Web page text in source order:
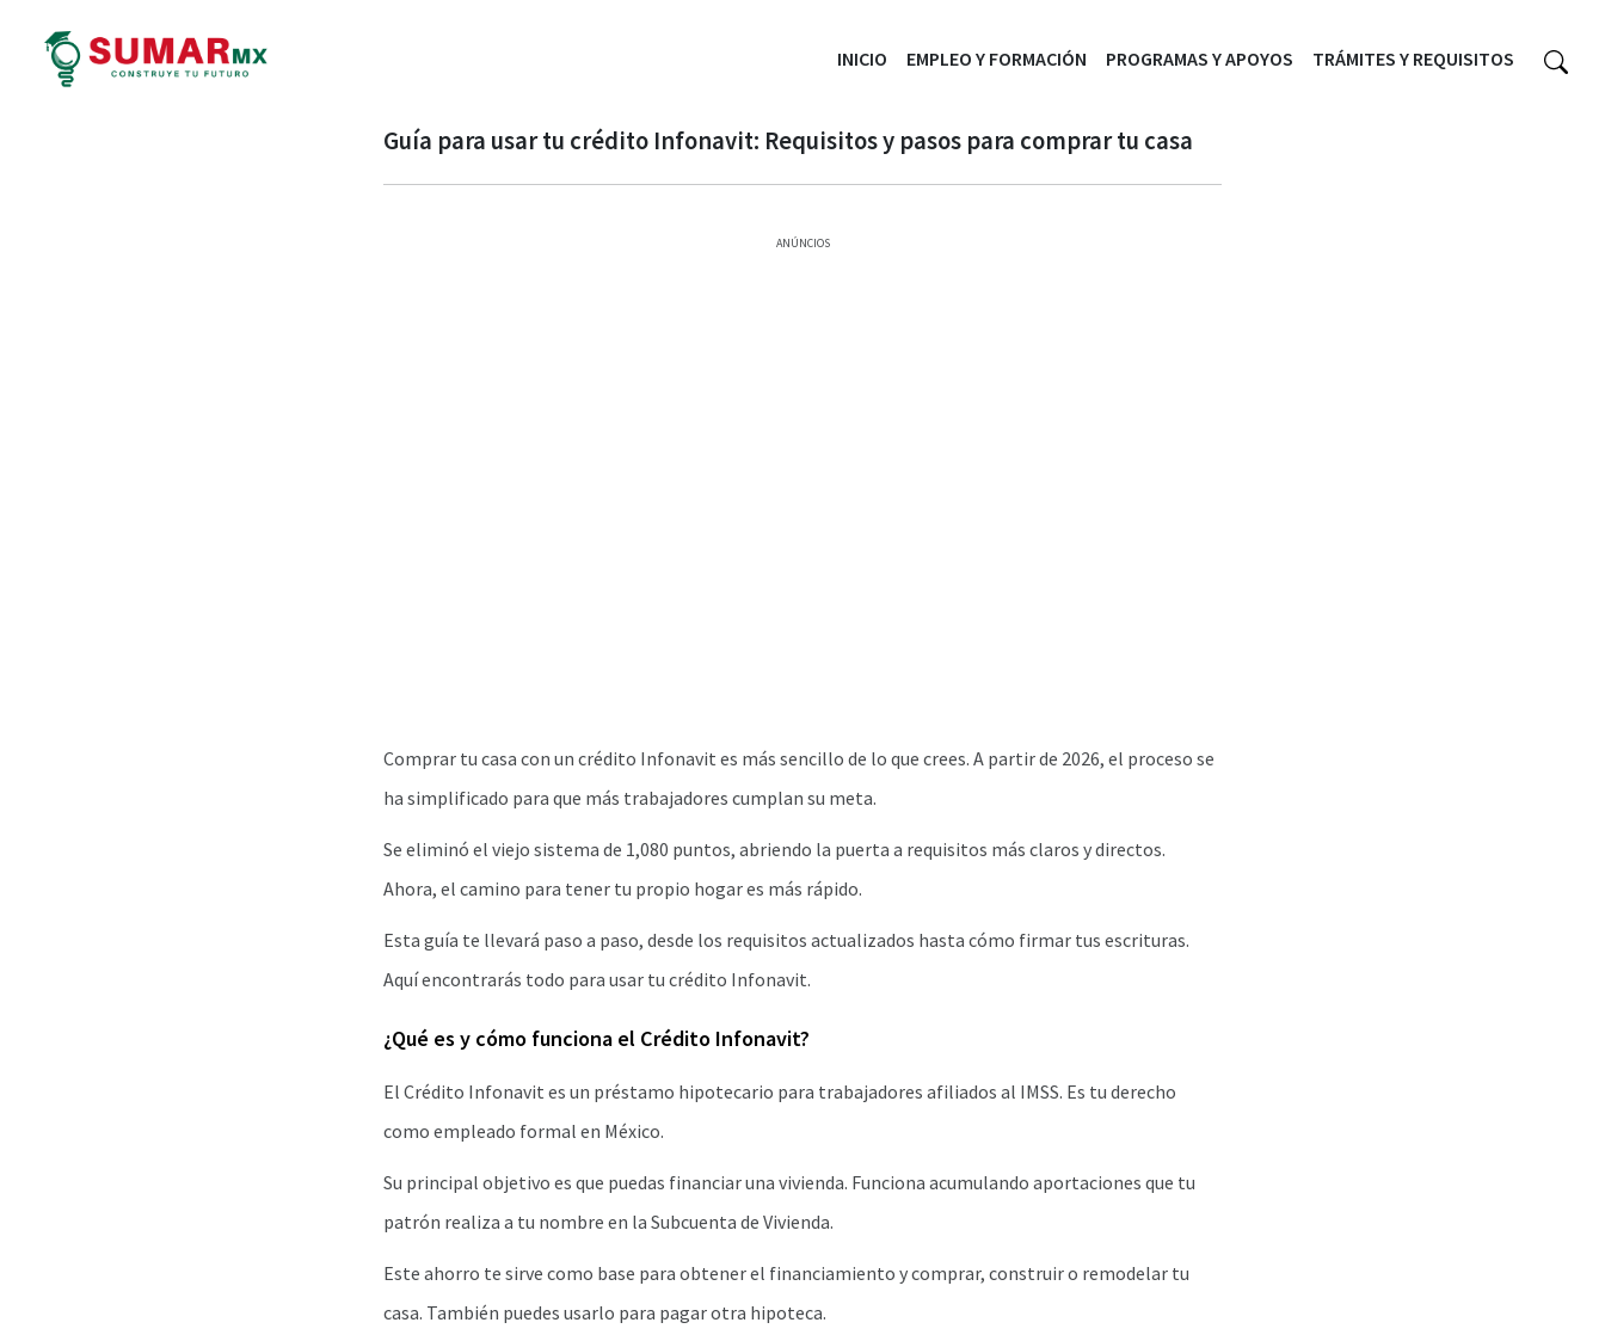
INICIO EMPLEO Y FORMACIÓN PROGRAMAS Y APOYOS TRÁMITES Y REQUISITOS
Guía para usar tu crédito Infonavit: Requisitos y pasos para comprar tu casa
ANÚNCIOS
Comprar tu casa con un crédito Infonavit es más sencillo de lo que crees. A partir de 2026, el proceso se
ha simplificado para que más trabajadores cumplan su meta.
Se eliminó el viejo sistema de 1,080 puntos, abriendo la puerta a requisitos más claros y directos.
Ahora, el camino para tener tu propio hogar es más rápido.
Esta guía te llevará paso a paso, desde los requisitos actualizados hasta cómo firmar tus escrituras.
Aquí encontrarás todo para usar tu crédito Infonavit.
¿Qué es y cómo funciona el Crédito Infonavit?
El Crédito Infonavit es un préstamo hipotecario para trabajadores afiliados al IMSS. Es tu derecho
como empleado formal en México.
Su principal objetivo es que puedas financiar una vivienda. Funciona acumulando aportaciones que tu
patrón realiza a tu nombre en la Subcuenta de Vivienda.
Este ahorro te sirve como base para obtener el financiamiento y comprar, construir o remodelar tu
casa. También puedes usarlo para pagar otra hipoteca.